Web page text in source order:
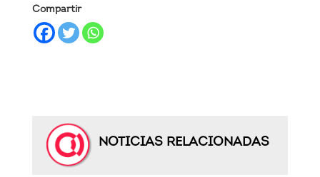
Compartir
NOTICIAS RELACIONADAS